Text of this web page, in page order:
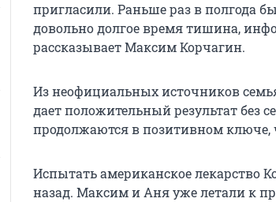
пригласили. Раньше раз в полгода
довольно долгое время тишина,
рассказывает Максим Корчагин.
Из неофициальных источников
дает положительный результат без
продолжаются в позитивном ключе,
Испытать американское лекарство
назад. Максим и Аня уже летали к